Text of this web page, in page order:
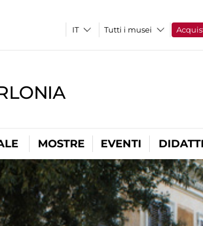
Tutti i musei
MOSTRE EVENTI